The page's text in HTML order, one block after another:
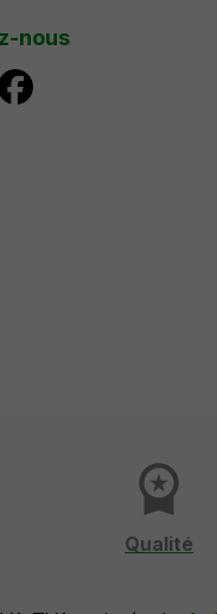
nous
workspace_premium
Qualité